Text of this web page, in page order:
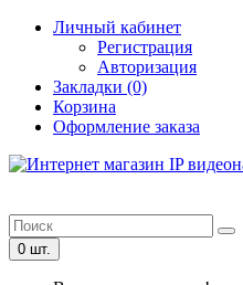
Личный кабинет
Регистрация
Авторизация
Закладки (0)
Корзина
Оформление заказа
0 шт.